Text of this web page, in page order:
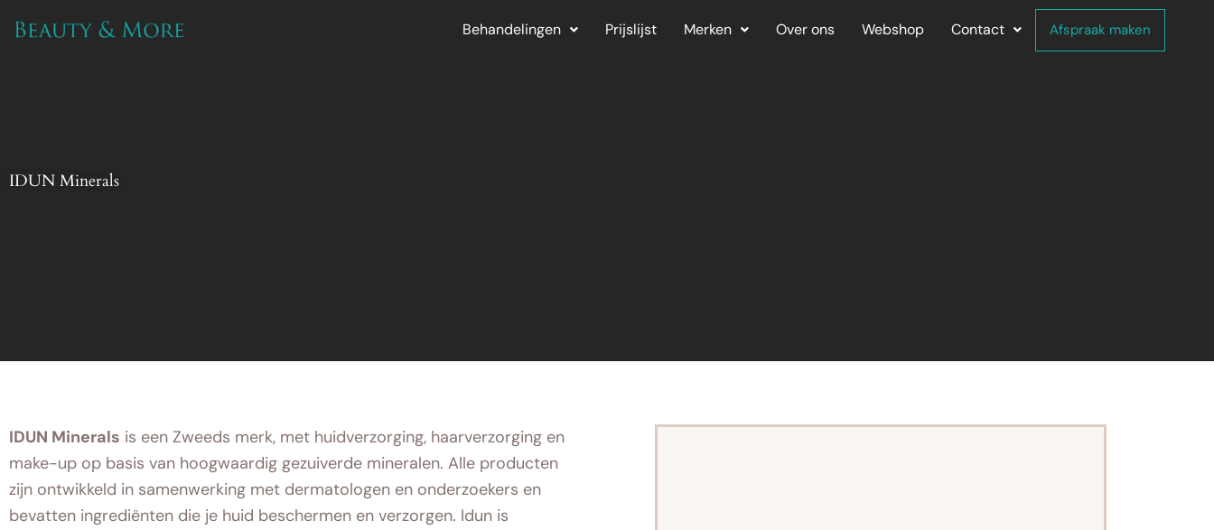
naar
Behandelingen Prijslijst Merken Over ons Webshop Contact Afspraak maken
IDUN Minerals
IDUN Minerals is een Zweeds merk, met huidverzorging, haarverzorging en
make-up op basis van hoogwaardig gezuiverde mineralen. Alle producten
zijn ontwikkeld in samenwerking met dermatologen en onderzoekers en
bevatten ingrediënten die je huid beschermen en verzorgen. Idun is